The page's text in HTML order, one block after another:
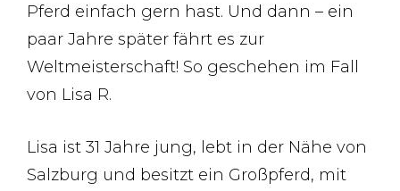
Pferd einfach gern hast. Und dann – ein
paar Jahre später fährt es zur
Weltmeisterschaft! So geschehen im Fall
von Lisa R.
Lisa ist 31 Jahre jung, lebt in der Nähe von
Salzburg und besitzt ein Großpferd, mit